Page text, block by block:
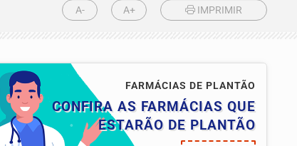
A- A+ IMPRIMIR
FARMÁCIAS DE PLANTÃO
CONFIRA AS FARMÁCIAS QUE
ESTARÃO DE PLANTÃO